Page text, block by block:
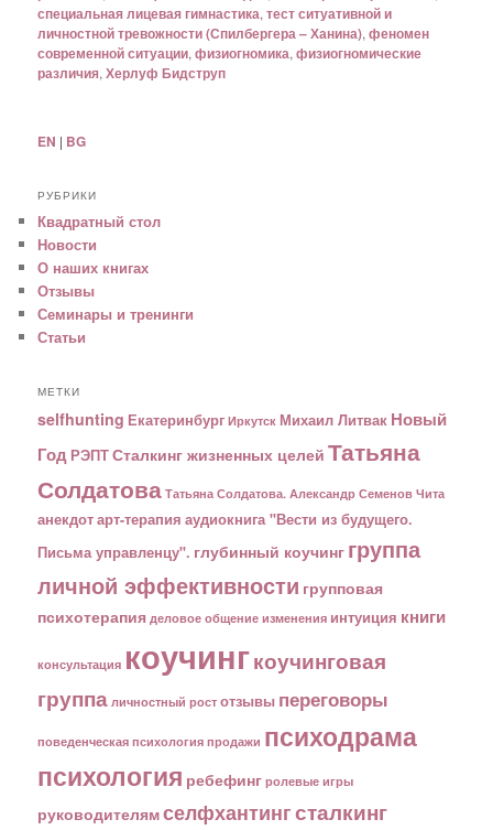
специальная лицевая гимнастика,тест ситуативной и
личностной тревожности (Спилбергера – Ханина),феномен
современной ситуации,физиогномика,физиогномические
различия,Херлуф Бидструп
EN | BG
РУБРИКИ
Квадратный стол
Новости
О наших книгах
Отзывы
Семинары и тренинги
Статьи
МЕТКИ
selfhunting Екатеринбург Иркутск Михаил Литвак Новый
Год РЭПТСталкинг жизненных целей Татьяна
Солдатова Татьяна Солдатова. Александр Семенов Чита
анекдотарт-терапия аудиокнига "Вести из будущего.
Письма управленцу". глубинный коучинг группа
личной эффективности групповая
психотерапия деловое общение изменения интуиция книги
консультация коучингкоучинговая
группа личностный рост отзывы переговоры
поведенческая психология продажи психодрама
психология ребефинг ролевые игры
руководителямселфхантингсталкинг